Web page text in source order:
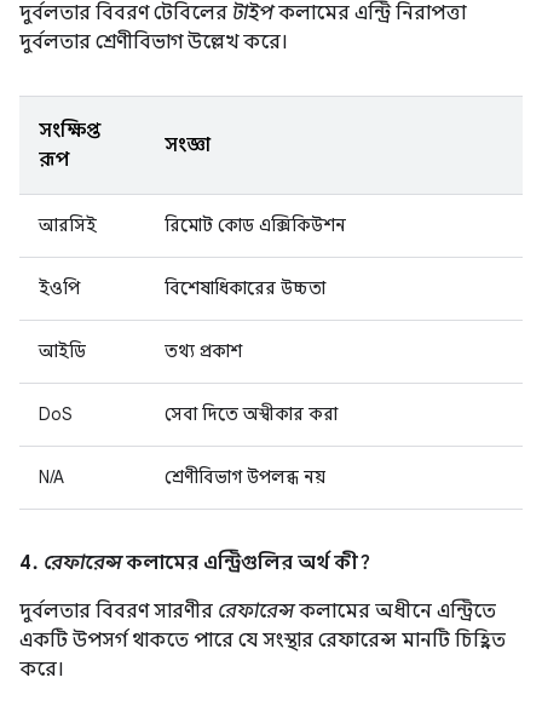
দুর্বলতার বিবরণ টেবিলের টাইপকলামের এন্ট্রি নিরাপত্তা
দুর্বলতার শ্রেণীবিভাগ উল্লেখ করে।
সংক্ষিপ্ত
রূপ
সংজ্ঞা
আরসিই রিমোট কোড এক্সিকিউশন
ইওপি বিশেষাধিকারের উচ্চতা
আইডি তথ্য প্রকাশ
DoS সেবা দিতে অস্বীকার করা
N/A শ্রেণীবিভাগ উপলব্ধ নয়
4. রেফারেন্সকলামের এন্ট্রিগুলির অর্থ কী?
দুর্বলতার বিবরণ সারণীর রেফারেন্সকলামের অধীনে এন্ট্রিতে
একটি উপসর্গ থাকতে পারে যে সংস্থার রেফারেন্স মানটি চিহ্নিত
করে।